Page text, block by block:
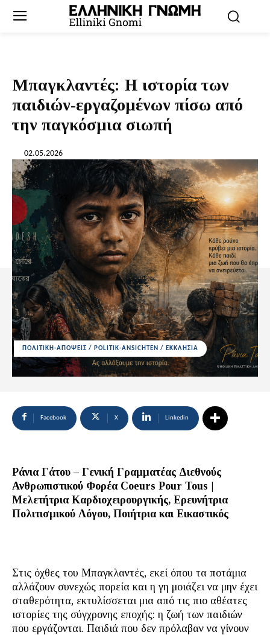
Μπαγκλαντές: Η ιστορία των
παιδιών-εργαζομένων πίσω από
την παγκόσμια σιωπή
02.05.2026
ΠΟΛΙΤΙΚΗ-ΑΠΟΨΕΙΣ / POLITIK-ANSICHTEN / ΕΚΚΛΗΣΙΑ
Facebook X Linkedin
Ράνια Γάτου – Γενική Γραμματέας Διεθνούς
Ανθρωπιστικού Φορέα Coeurs Pour Tous |
Μελετήτρια Καρδιοχειρουργικής, Ερευνήτρια
Πολιτισμικού Λόγου, Ποιήτρια και Εικαστικός
Στις όχθες του Μπαγκλαντές, εκεί όπου τα ποτάμια
αλλάζουν συνεχώς πορεία και η γη μοιάζει να μην έχει
σταθερότητα, εκτυλίσσεται μια από τις πιο αθέατες
ιστορίες της σύγχρονης εποχής: η ζωή των παιδιών
που εργάζονται. Παιδιά που δεν πρόλαβαν να γίνουν